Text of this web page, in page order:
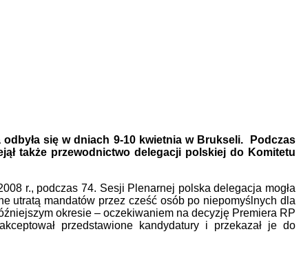
odbyła się w dniach 9-10 kwietnia w Brukseli.
Podczas
także przewodnictwo delegacji polskiej do Komitetu
r., podczas 74. Sesji Plenarnej polska delegacja mogła
utratą mandatów przez cześć osób po niepomyślnych dla
okresie – oczekiwaniem na decyzję Premiera RP
przedstawione kandydatury i przekazał je do